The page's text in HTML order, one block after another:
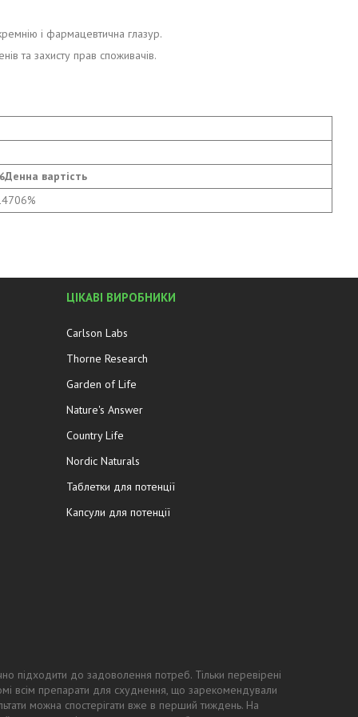
і фармацевтична глазур.
та захисту прав споживачів.
вартість
ЦІКАВІ ВИРОБНИКИ
Carlson Labs
Thorne Research
Garden of Life
Nature's Answer
Country Life
Nordic Naturals
Таблетки для потенції
Капсули для потенції
підходити до задоволення потреб. Тільки перевірені
всім препарати для схуднення, що зарекомендували
можна спостерігати вже в перший тиждень. На